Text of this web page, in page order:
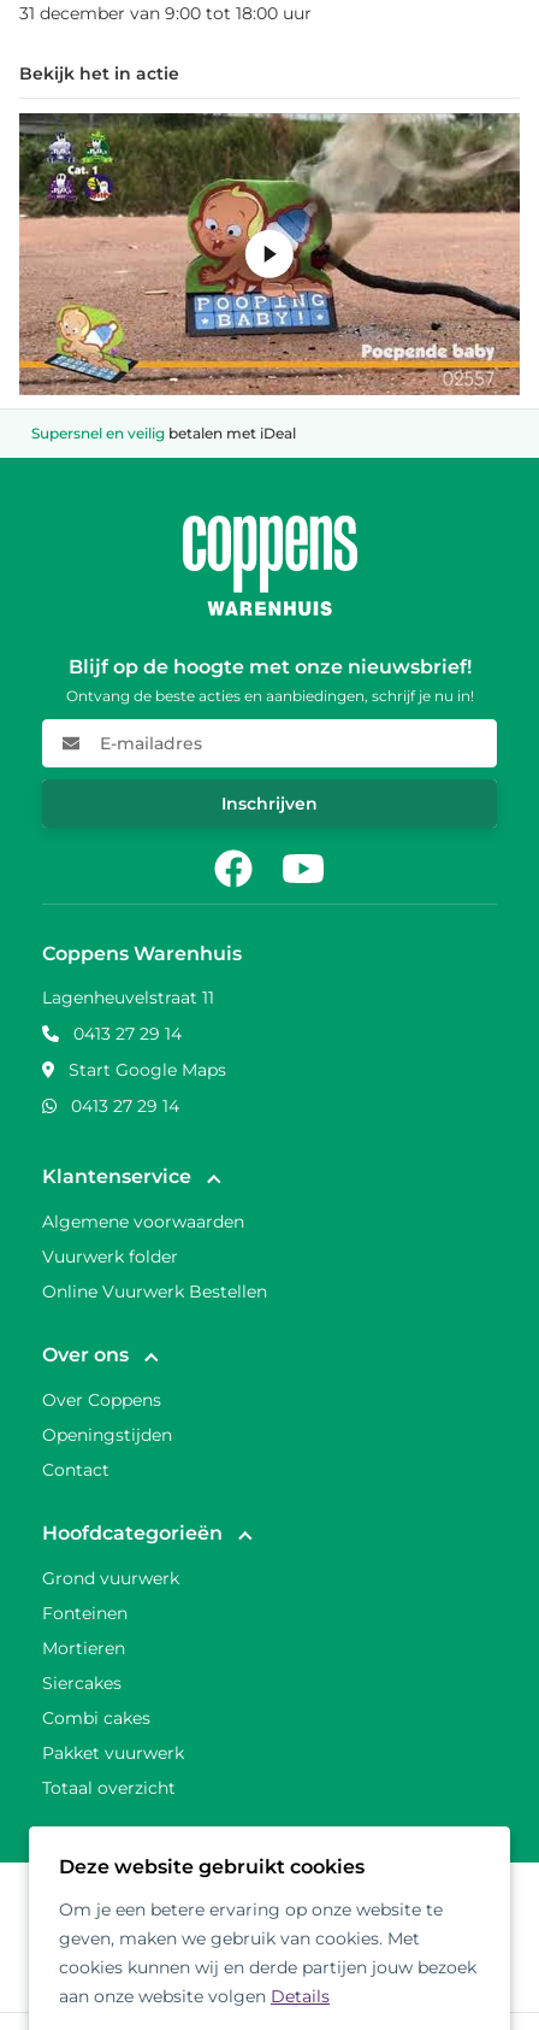
31 december van 9:00 tot 18:00 uur
Bekijk het in actie
Supersnel en veilig betalen met iDeal
Blijf op de hoogte met onze nieuwsbrief!
Ontvang de beste acties en aanbiedingen, schrijf je nu in!
E-mailadres
Inschrijven
FacebookYoutube
Coppens Warenhuis
Lagenheuvelstraat 11
0413 27 29 14
Start Google Maps
0413 27 29 14
Klantenservice
Algemene voorwaarden
Vuurwerk folder
Online Vuurwerk Bestellen
Over ons
Over Coppens
Openingstijden
Contact
Hoofdcategorieën
Grond vuurwerk
Fonteinen
Mortieren
Siercakes
Combi cakes
Pakket vuurwerk
Totaal overzicht
Deze website gebruikt cookies
Om je een betere ervaring op onze website te
geven, maken we gebruik van cookies. Met
cookies kunnen wij en derde partijen jouw bezoek
aan onze website volgen Details